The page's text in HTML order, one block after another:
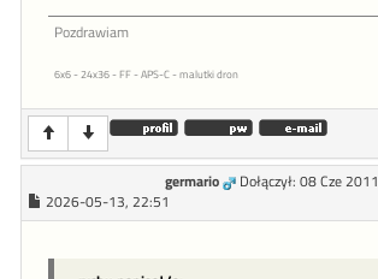
Pozdrawiam
6x6 - 24x36 - FF - APS-C - malutki dron
germario
Dołączył: 08 Cze 2011
2026-05-13, 22:51